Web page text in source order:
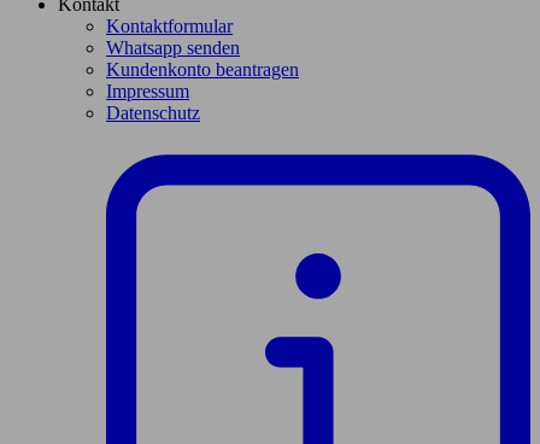
Kontakt
Kontaktformular
Whatsapp senden
Kundenkonto beantragen
Impressum
Datenschutz